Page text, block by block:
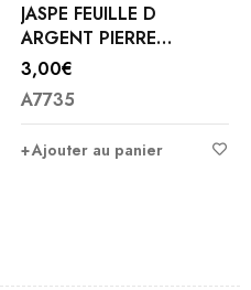
AGATE ARBRE PIERRE
ROULEE BRESIL
2,00€
A7604
Ajouter au panier